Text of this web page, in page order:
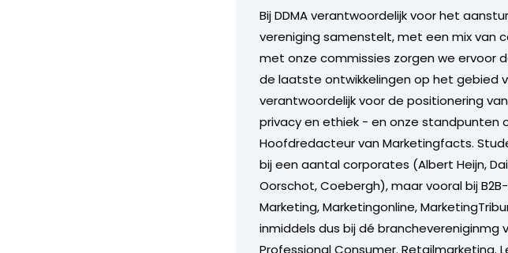
Bij DDMA verantwoordelijk voor het
vereniging samenstelt, met een mix van
met onze commissies zorgen we ervoor
de laatste ontwikkelingen op het gebied
verantwoordelijk voor de positionering
privacy en ethiek - en onze standpunten
Hoofdredacteur van Marketingfacts.
bij een aantal corporates (Albert Heijn,
Oorschot, Coebergh), maar vooral bij
Marketing, Marketingonline,
inmiddels dus bij dé
Professional Consumer.